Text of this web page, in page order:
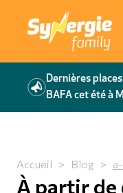
Dernières
BAFA cet été à
Accueil > Blog >
À partir de